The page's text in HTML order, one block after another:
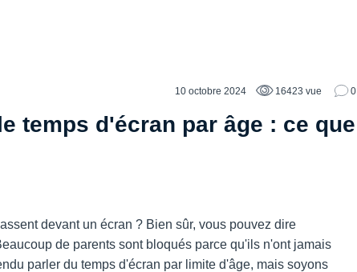
10 octobre 2024 16423 vue 0
temps d'écran par âge : ce que
devant un écran ? Bien sûr, vous pouvez dire
de parents sont bloqués parce qu'ils n'ont jamais
parler du temps d'écran par limite d'âge, mais soyons